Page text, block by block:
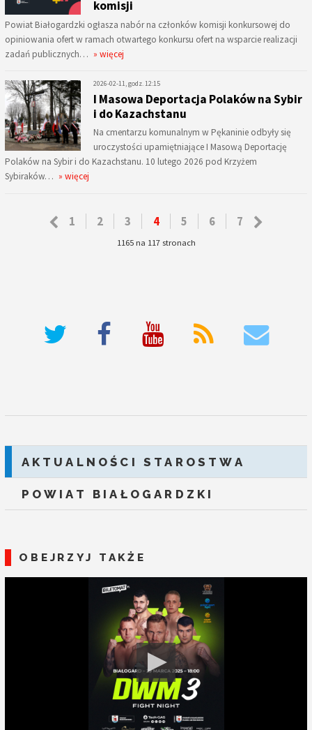
komisji
Powiat Białogardzki ogłasza nabór na członków komisji konkursowej do
opiniowania ofert w ramach otwartego konkursu ofert na wsparcie realizacji
zadań publicznych… » więcej
2026-02-11, godz. 12:15
I Masowa Deportacja Polaków na Sybir
i do Kazachstanu
Na cmentarzu komunalnym w Pękaninie odbyły się
uroczystości upamiętniające I Masową Deportację
Polaków na Sybir i do Kazachstanu. 10 lutego 2026 pod Krzyżem
Sybiraków… » więcej
1 2 3 4 5 6 7
1165 na 117 stronach
AKTUALNOŚCI STAROSTWA
POWIAT BIAŁOGARDZKI
OBEJRZYJ TAKŻE